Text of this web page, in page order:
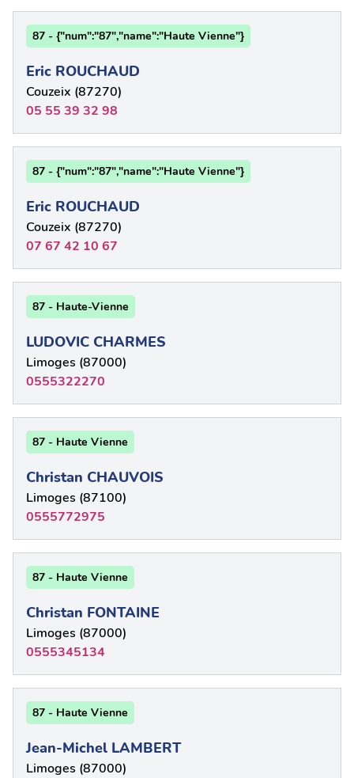
87 - {"num":"87","name":"Haute Vienne"}
Eric ROUCHAUD
Couzeix (87270)
05 55 39 32 98
87 - {"num":"87","name":"Haute Vienne"}
Eric ROUCHAUD
Couzeix (87270)
07 67 42 10 67
87 - Haute-Vienne
LUDOVIC CHARMES
Limoges (87000)
0555322270
87 - Haute Vienne
Christan CHAUVOIS
Limoges (87100)
0555772975
87 - Haute Vienne
Christan FONTAINE
Limoges (87000)
0555345134
87 - Haute Vienne
Jean-Michel LAMBERT
Limoges (87000)